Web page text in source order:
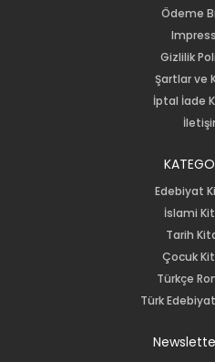
Ödeme
Gizlilik
Şartlar ve
İptal İade
Edebiyat
İslami
Tarih
Çocuk
Türkçe
Türk